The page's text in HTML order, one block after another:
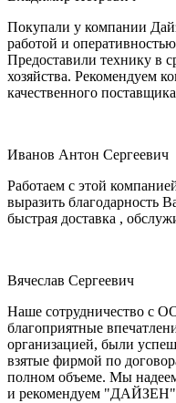
Покупали у компании
работой и
Предоставили технику в
хозяйства. Рекомендуем
качественного
Иванов Антон Сергеевич
Работаем с этой
выразить благодарность
быстрая доставка ,
Вячеслав Сергеевич
Наше сотрудничество с
благоприятные
организацией, были
взятые фирмой по
полном объеме. Мы
и рекомендуем "ДАЙЗЕН"